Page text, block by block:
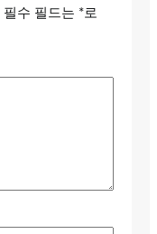
필수 필드는 *로